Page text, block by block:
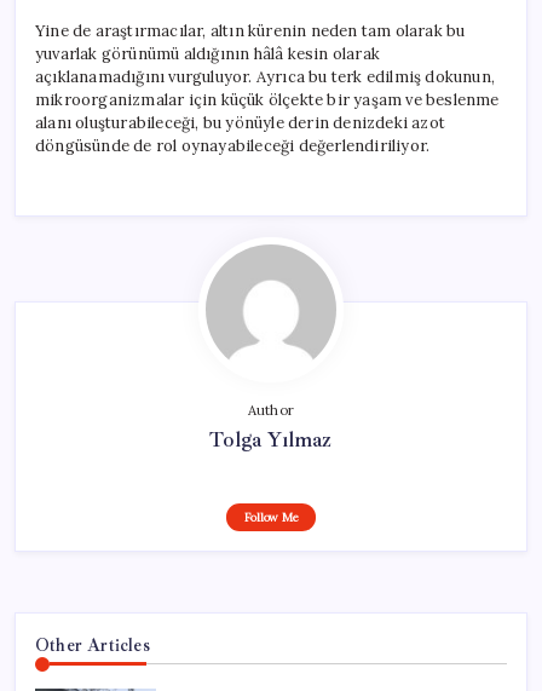
Yine de araştırmacılar, altın kürenin neden tam olarak bu
yuvarlak görünümü aldığının hâlâ kesin olarak
açıklanamadığını vurguluyor. Ayrıca bu terk edilmiş dokunun,
mikroorganizmalar için küçük ölçekte bir yaşam ve beslenme
alanı oluşturabileceği, bu yönüyle derin denizdeki azot
döngüsünde de rol oynayabileceği değerlendiriliyor.
Author
Tolga Yılmaz
Follow Me
Other Articles